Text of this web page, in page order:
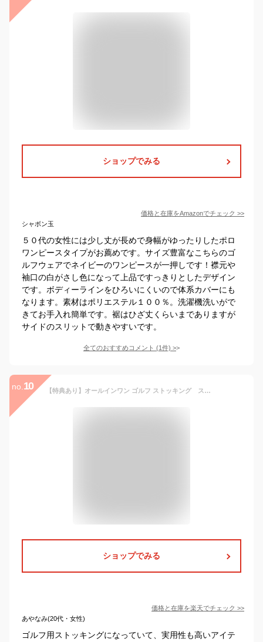
ショップでみる
価格と在庫をAmazonでチェック >>
シャボン玉
５０代の女性には少し丈が長めで身幅がゆったりしたポロ
ワンピースタイプがお薦めです。サイズ豊富なこちらのゴ
ルフウェアでネイビーのワンピースが一押しです！襟元や
袖口の白がさし色になって上品ですっきりとしたデザイン
です。ボディーラインをひろいにくいので体系カバーにも
なります。素材はポリエステル１００％。洗濯機洗いがで
きてお手入れ簡単です。裾はひざ丈くらいまでありますが
サイドのスリットで動きやすいです。
全てのおすすめコメント (1件) >
no. 10 【特典あり】オールインワン ゴルフ ストッキング スキン[UVカット ゴルフストッキング ニーハイ ゴルフ用 ゴルフウェア レディース ゴルフ用靴下 UV ベージュ 女子 春 夏 秋 冬 フェイクニーハイ ゴルフタイツ ゴルフ用品 女性 おしゃれ かわいい 可愛い 靴下] 即納
ショップでみる
価格と在庫を楽天でチェック >>
あやなみ(20代・女性)
ゴルフ用ストッキングになっていて、実用性も高いアイテ